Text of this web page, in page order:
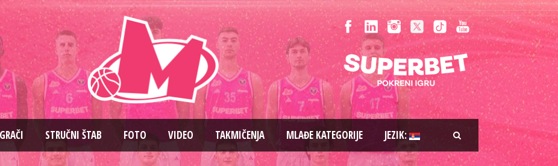
STRUČNI ŠTAB FOTO VIDEO TAKMIČENJA MLAĐE KATEGORIJE JEZIK: